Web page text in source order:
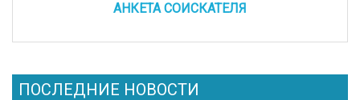
АНКЕТА СОИСКАТЕЛЯ
ПОСЛЕДНИЕ НОВОСТИ